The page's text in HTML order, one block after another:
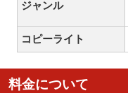
ジャンル
コピーライト
料金について